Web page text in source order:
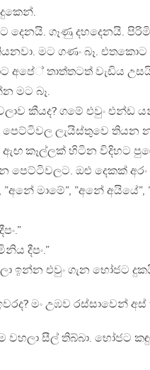
දෙනයි. ගෑණු දහදෙනයි.
මට ගණං බෑ.
අපේ් තාත්තටත් වැඩිය
මට බෑ.
කීයද? ගමේ එවුං
ලැයිස්තුවෙ තියන
ඇඟ කෑල්ලක් හිටින විදිහට
පෙට්ටිවලට. ඔළු දෙකක් අරං
මාමේ”, ”අනේ
දීපං.”
ඉන්න එවුං ගැන භෝජට
මං උඹව රස්සාවෙන් අස්
සීල් තිබ්බා. භෝජට